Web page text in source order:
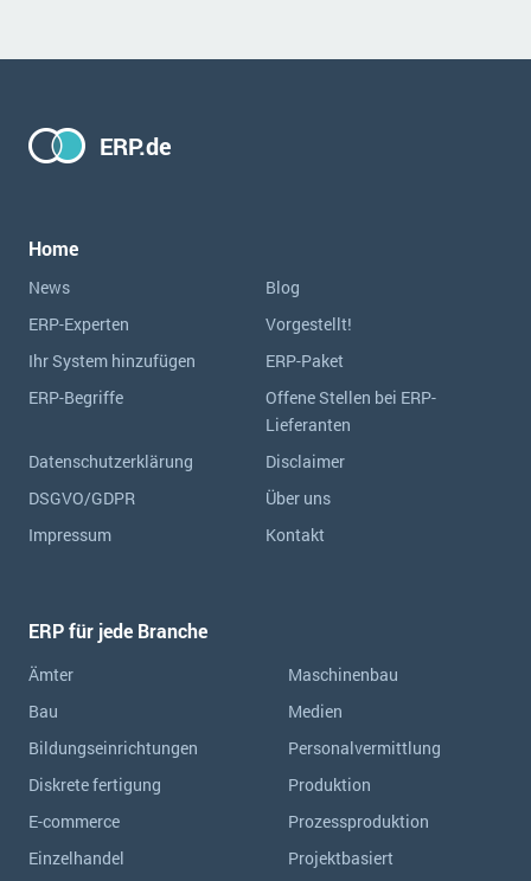
ERP.de
Home
News
Blog
ERP-Experten
Vorgestellt!
Ihr System hinzufügen
ERP-Paket
ERP-Begriffe
Offene Stellen bei ERP-
Lieferanten
Datenschutzerklärung
Disclaimer
DSGVO/GDPR
Über uns
Impressum
Kontakt
ERP für jede Branche
Ämter
Bau
Bildungseinrichtungen
Diskrete fertigung
E-commerce
Einzelhandel
Maschinenbau
Medien
Personalvermittlung
Produktion
Prozessproduktion
Projektbasiert